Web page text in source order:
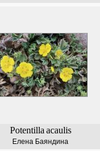
Potentilla acaulis
Елена Баяндина